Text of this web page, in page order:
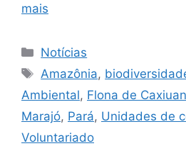
mais
Notícias
Amazônia,
Ambiental, Flona de
Marajó, Pará, Unidades de
Voluntariado